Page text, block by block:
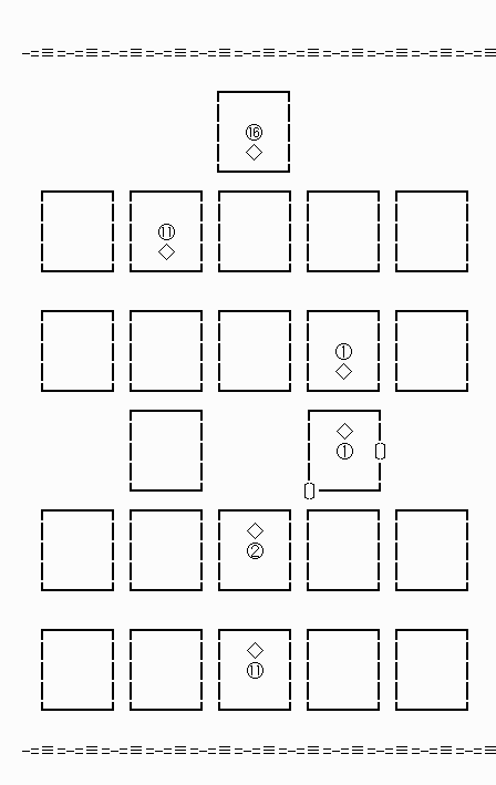
-=≡=-=≡=-=≡=-=≡=-=≡=-=≡=-=≡=-=≡=-=≡=-=≡=-
┏━━━┓
┃ ⑯ ┃
┃ ◇ ┃
┗━━━┛
┏━━━┓┏━━━┓┏━━━┓┏━━━┓┏━━━┓
┃ ┃┃ ⑪ ┃┃ ┃┃ ┃┃ ┃
┃ ┃┃ ◇ ┃┃ ┃┃ ┃┃ ┃
┗━━━┛┗━━━┛┗━━━┛┗━━━┛┗━━━┛ 【 ①：◇『ヴァ
┏━━━┓┏━━━┓┏━━━┓┏━━━┓┏━━━┓ 【 ⑪：◇『
┃ ┃┃ ┃┃ ┃┃ ① ┃┃ ┃ 【 ⑯：◇『ヴァ
┃ ┃┃ ┃┃ ┃┃ ◇ ┃┃ ┃
┗━━━┛┗━━━┛┗━━━┛┗━━━┛┗━━━┛
┏━━━┓ ┏━━━┓
┃ ┃ ┃ ◇ ┃
┃ ┃ ┃ ① 〔〕
┗━━━┛ 〔〕━━━┛
┏━━━┓┏━━━┓┏━━━┓┏━━━┓┏━━━┓
┃ ┃┃ ┃┃ ◇ ┃┃ ┃┃ ┃
┃ ┃┃ ┃┃ ② ┃┃ ┃┃ ┃ 【 ケイネス ＬＰ
┗━━━┛┗━━━┛┗━━━┛┗━━━┛┗━━━┛
┏━━━┓┏━━━┓┏━━━┓┏━━━┓┏━━━┓ 【 ②：◇『古
┃ ┃┃ ┃┃ ◇ ┃┃ ┃┃ ┃
┃ ┃┃ ┃┃ ⑪ ┃┃ ┃┃ ┃ 【 ⑪：◇『古
┗━━━┛┗━━━┛┗━━━┛┗━━━┛┗━━━┛
-=≡=-=≡=-=≡=-=≡=-=≡=-=≡=-=≡=-=≡=-=≡=-=≡=-